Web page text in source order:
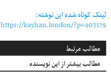
لینک کوتاه شده این نوشته:
https://kayhan.london/?p=403129
مطالب مرتبط
مطالب بیشتر از این نویسنده